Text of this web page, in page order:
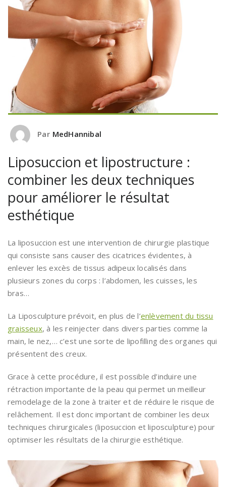
Par MedHannibal
Liposuccion et lipostructure :
combiner les deux techniques
pour améliorer le résultat
esthétique
La liposuccion est une intervention de chirurgie plastique
qui consiste sans causer des cicatrices évidentes, à
enlever les excès de tissus adipeux localisés dans
plusieurs zones du corps : l’abdomen, les cuisses, les
bras…
La Liposculpture prévoit, en plus de l’enlèvement du tissu
graisseux, à les reinjecter dans divers parties comme la
main, le nez,… c’est une sorte de lipofilling des organes qui
présentent des creux.
Grace à cette procédure, il est possible d’induire une
rétraction importante de la peau qui permet un meilleur
remodelage de la zone à traiter et de réduire le risque de
relâchement. Il est donc important de combiner les deux
techniques chirurgicales (liposuccion et liposculpture) pour
optimiser les résultats de la chirurgie esthétique.